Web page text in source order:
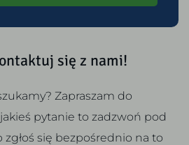
się z nami!
Zapraszam do
pytanie to zadzwoń pod
zgłoś się bezpośrednio na to